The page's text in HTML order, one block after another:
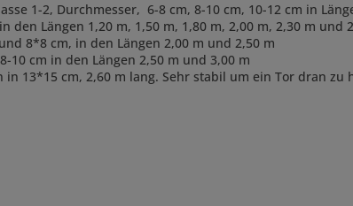
1-2, Durchmesser, 6-8 cm, 8-10 cm, 10-12 cm in
den Längen 1,20 m, 1,50 m, 1,80 m, 2,00 m, 2,30 m und
8*8 cm, in den Längen 2,00 m und 2,50 m
10 cm in den Längen 2,50 m und 3,00 m
in 13*15 cm, 2,60 m lang. Sehr stabil um ein Tor dran